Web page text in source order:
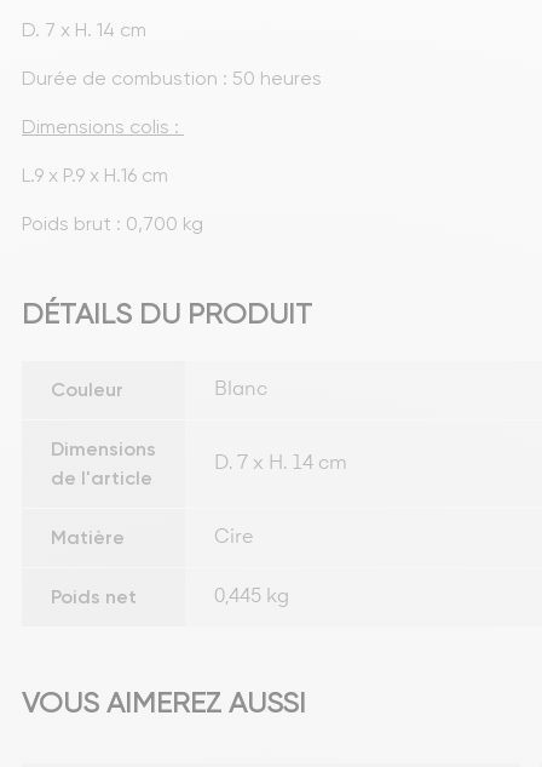
D. 7 x H. 14 cm
Durée de combustion : 50 heures
Dimensions colis :
L.9 x P.9 x H.16 cm
Poids brut : 0,700 kg
DÉTAILS DU PRODUIT
Couleur Blanc
Dimensions
de l'article
D. 7 x H. 14 cm
Matière Cire
Poids net 0,445 kg
VOUS AIMEREZ AUSSI